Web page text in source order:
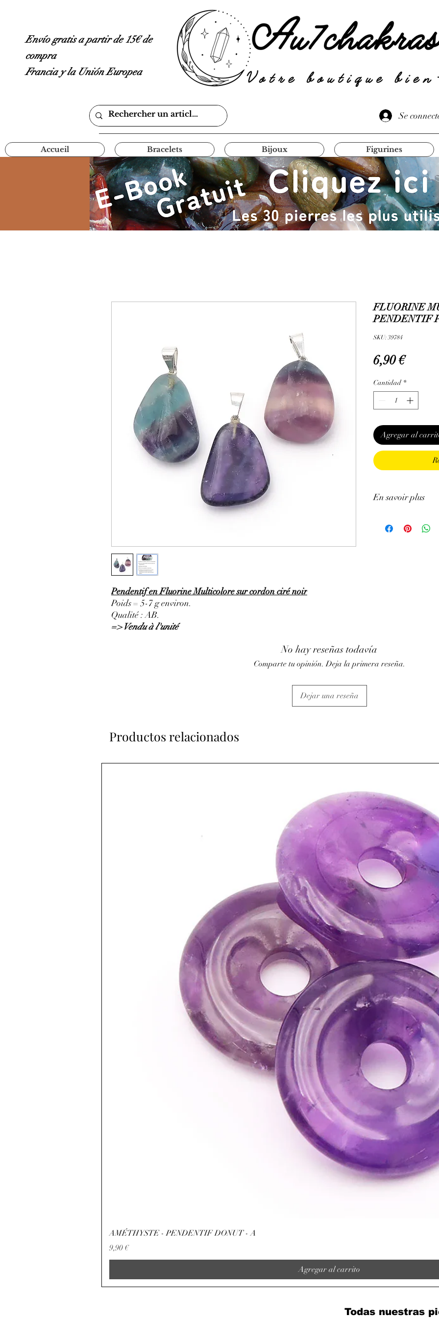
Envío gratis a partir de 15€ de
compra
Francia y la Unión Europea
Se
Accueil Bracelets Bijoux Figurines
Pendentif en Fluorine Multicolore sur cordon ciré noir
Poids = 5-7 g environ.
Qualité : AB.
=> Vendu à l'unité
FLUORINE
PENDENTIF
SKU: 39784
6,90 €Precio
Cantidad *
Agregar al
En savoir plus
n'exclut en aucun
No hay reseñas todavía
Comparte tu opinión. Deja la primera reseña.
Dejar una reseña
Productos relacionados
AMÉTHYSTE - PENDENTIF DONUT - A
Precio
9,90 €
Agregar al carrito
Todas nuestras